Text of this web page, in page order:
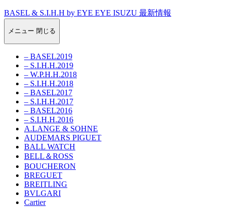
BASEL & S.I.H.H by EYE EYE ISUZU 最新情報
メニュー 閉じる
– BASEL2019
– S.I.H.H.2019
– W.P.H.H.2018
– S.I.H.H.2018
– BASEL2017
– S.I.H.H.2017
– BASEL2016
– S.I.H.H.2016
A.LANGE & SOHNE
AUDEMARS PIGUET
BALL WATCH
BELL＆ROSS
BOUCHERON
BREGUET
BREITLING
BVLGARI
Cartier